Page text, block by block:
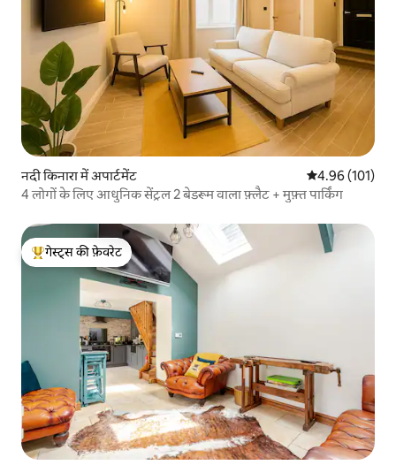
नदी किनारा में अपार्टमेंट औसत रेटिंग 5 में से
4.96 (101)
4 लोगों के लिए आधुनिक सेंट्रल 2 बेडरूम वाला फ़्लैट + मुफ़्त पार्किंग
गेस्ट्स का टॉप फ़ेवरेट
गेस्ट्स की फ़ेवरेट